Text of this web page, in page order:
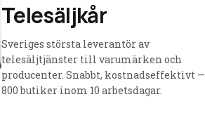
Telesäljkår
Sveriges största leverantör av
telesäljtjänster till varumärken och
producenter. Snabbt, kostnadseffektivt —
800 butiker inom 10 arbetsdagar.